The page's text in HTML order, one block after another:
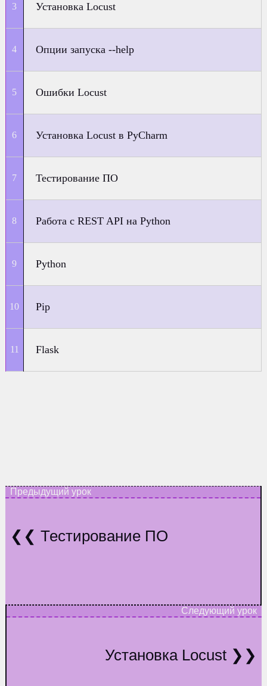
Установка Locust
Опции запуска --help
Ошибки Locust
Установка Locust в PyCharm
Тестирование ПО
Работа с REST API на Python
Python
Pip
Flask
Тестирование ПО
Установка Locust